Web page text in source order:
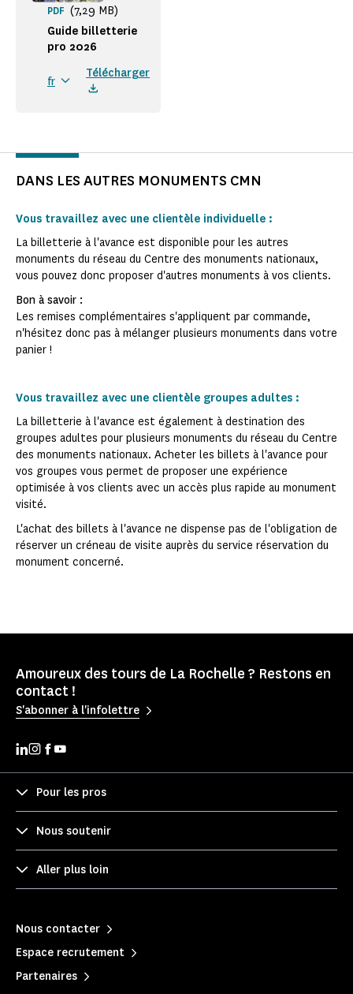
Guide billetterie
pro 2026
PDF (7,29 MB)
fr
Télécharger
DANS LES AUTRES MONUMENTS CMN
Vous travaillez avec une clientèle individuelle :
La billetterie à l'avance est disponible pour les autres
monuments du réseau du Centre des monuments nationaux,
vous pouvez donc proposer d'autres monuments à vos clients.
Bon à savoir :
Les remises complémentaires s'appliquent par commande,
n'hésitez donc pas à mélanger plusieurs monuments dans votre
panier !
Vous travaillez avec une clientèle groupes adultes :
La billetterie à l'avance est également à destination des
groupes adultes pour plusieurs monuments du réseau du Centre
des monuments nationaux. Acheter les billets à l'avance pour
vos groupes vous permet de proposer une expérience
optimisée à vos clients avec un accès plus rapide au monument
visité.
L'achat des billets à l'avance ne dispense pas de l'obligation de
réserver un créneau de visite auprès du service réservation du
monument concerné.
Amoureux des tours de La Rochelle ? Restons en
contact !
S'abonner à l'infolettre
Pour les pros
Nous soutenir
Aller plus loin
Nous contacter
Espace recrutement
Partenaires